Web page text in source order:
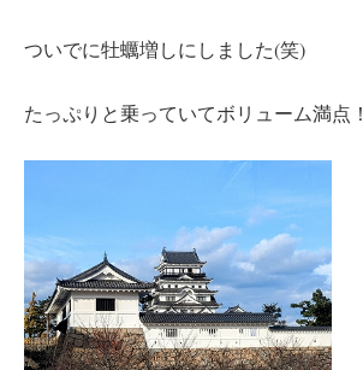
ついでに牡蠣増しにしました(笑)
たっぷりと乗っていてボリューム満点！